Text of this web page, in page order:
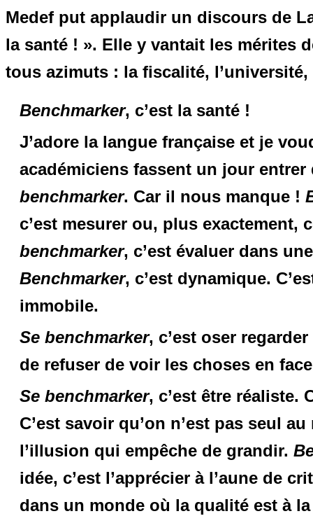
Medef put applaudir un discours de
la santé ! ». Elle y vantait les mérites
tous azimuts : la fiscalité,
Benchmarker, c’est la santé !
J’adore la langue française et je
académiciens fassent un jour
benchmarker. Car il nous manque !
c’est mesurer ou, plus
benchmarker, c’est évaluer dans
Benchmarker, c’est dynamique.
immobile.
Se benchmarker, c’est oser
de refuser de voir les choses en
Se benchmarker, c’est être réaliste.
C’est savoir qu’on n’est pas seul
l’illusion qui empêche de grandir.
idée, c’est l’apprécier à l’aune de
dans un monde où la qualité est à